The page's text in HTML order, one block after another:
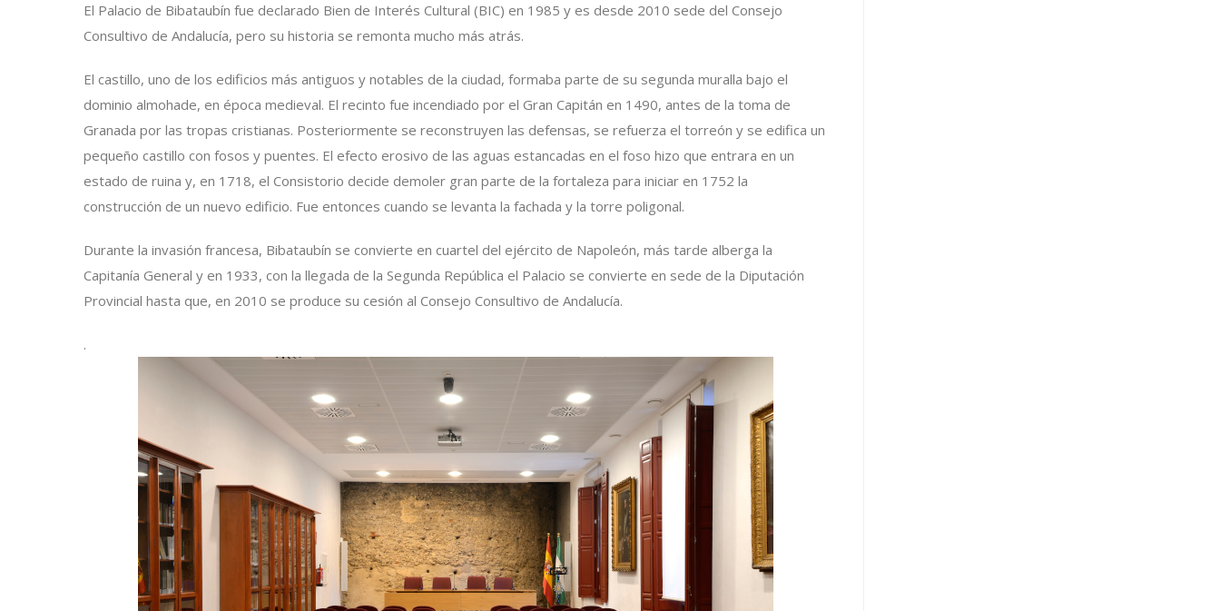
El Palacio de Bibataubín fue declarado Bien de Interés Cultural (BIC) en 1985 y es desde 2010 sede del Consejo
Consultivo de Andalucía, pero su historia se remonta mucho más atrás.
El castillo, uno de los edificios más antiguos y notables de la ciudad, formaba parte de su segunda muralla bajo el
dominio almohade, en época medieval. El recinto fue incendiado por el Gran Capitán en 1490, antes de la toma de
Granada por las tropas cristianas. Posteriormente se reconstruyen las defensas, se refuerza el torreón y se edifica un
pequeño castillo con fosos y puentes. El efecto erosivo de las aguas estancadas en el foso hizo que entrara en un
estado de ruina y, en 1718, el Consistorio decide demoler gran parte de la fortaleza para iniciar en 1752 la
construcción de un nuevo edificio. Fue entonces cuando se levanta la fachada y la torre poligonal.
Durante la invasión francesa, Bibataubín se convierte en cuartel del ejército de Napoleón, más tarde alberga la
Capitanía General y en 1933, con la llegada de la Segunda República el Palacio se convierte en sede de la Diputación
Provincial hasta que, en 2010 se produce su cesión al Consejo Consultivo de Andalucía.
.